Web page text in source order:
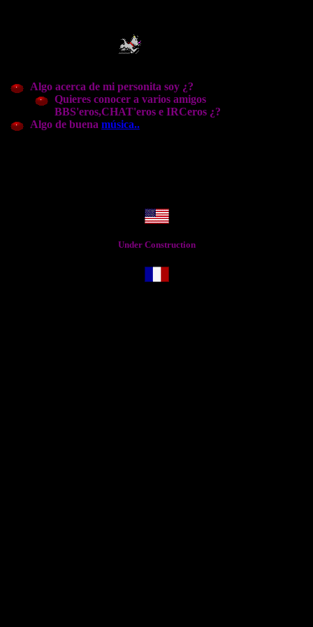
Algo acerca de mi personita soy ¿?
Quieres conocer a varios amigos
BBS'eros,CHAT'eros e IRCeros ¿?
Algo de buena música..
Under Construction